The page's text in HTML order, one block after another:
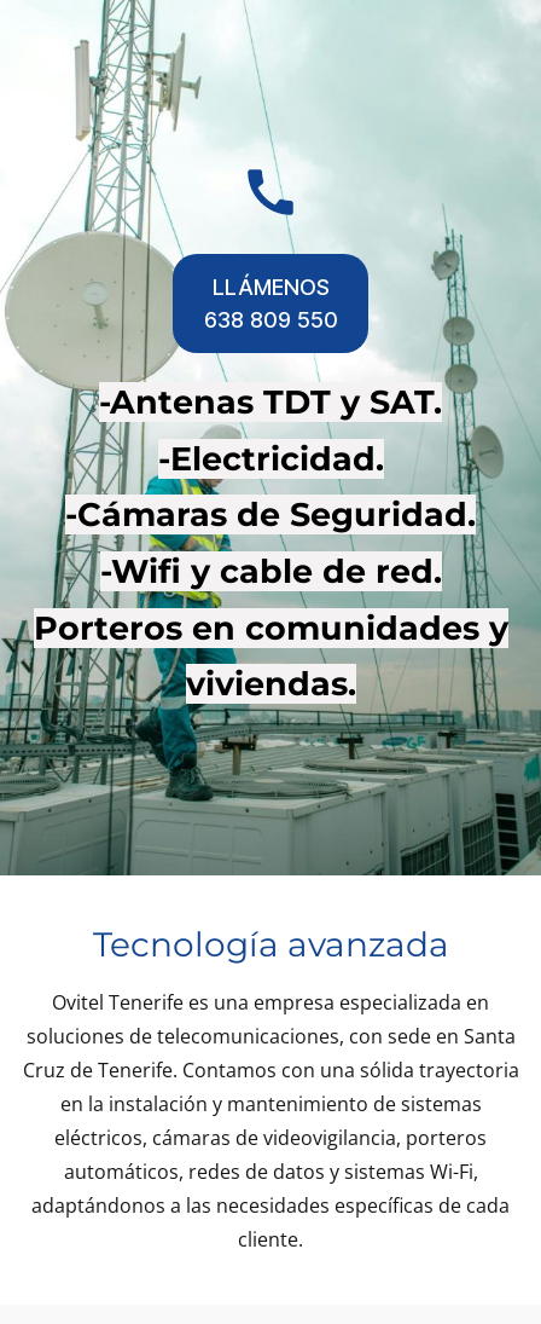
LLÁMENOS
638 809 550
-Antenas TDT y SAT.
-Electricidad.
-Cámaras de Seguridad.
-Wifi y cable de red.
Porteros en comunidades y
viviendas.
Tecnología avanzada
Ovitel Tenerife es una empresa especializada en
soluciones de telecomunicaciones, con sede en Santa
Cruz de Tenerife. Contamos con una sólida trayectoria
en la instalación y mantenimiento de sistemas
eléctricos, cámaras de videovigilancia, porteros
automáticos, redes de datos y sistemas Wi-Fi,
adaptándonos a las necesidades específicas de cada
cliente.